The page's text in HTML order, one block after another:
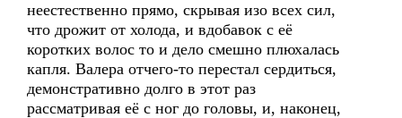
неестественно прямо, скрывая изо всех сил,
что дрожит от холода, и вдобавок с её
коротких волос то и дело смешно плюхалась
капля. Валера отчего-то перестал сердиться,
демонстративно долго в этот раз
рассматривая её с ног до головы, и, наконец,